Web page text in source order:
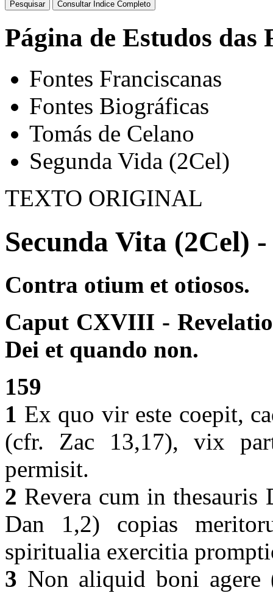
Página de Estudos das
Fontes Franciscanas
Fontes Biográficas
Tomás de Celano
Segunda Vida (2Cel)
TEXTO ORIGINAL
Secunda Vita (2Cel) -
Contra otium et otiosos.
Caput CXVIII -
Dei et quando non.
159
1 Ex quo vir este coepit,
(cfr. Zac 13,17), vix
permisit.
2 Revera cum in
Dan 1,2) copias
spiritualia exercitia
3 Non aliquid boni agere